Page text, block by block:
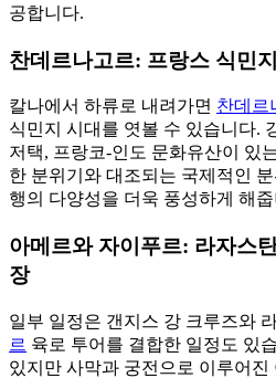
공합니다.
찬데르나고르: 프랑스 식민
칼나에서 하류로 내려가면 찬데르
식민지 시대를 엿볼 수 있습니다.
저택, 프랑코-인도 문화유산이 있
한 분위기와 대조되는 국제적인
행의 다양성을 더욱 풍성하게 해
아메르와 자이푸르: 라자스
장
일부 일정은 갠지스 강 크루즈와
르 육로 투어를 결합한 일정도 있
있지만 사막과 궁전으로 이루어